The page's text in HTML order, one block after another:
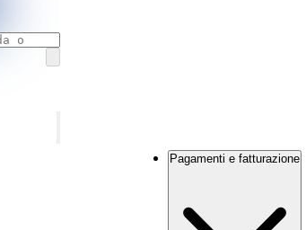
Pagamenti e fatturazione